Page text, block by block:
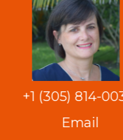
+1 (305) 814-
Email